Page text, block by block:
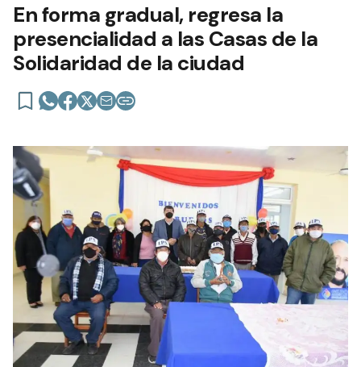
En forma gradual, regresa la
presencialidad a las Casas de la
Solidaridad de la ciudad